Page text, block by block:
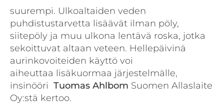
suurempi. Ulkoaltaiden veden
puhdistustarvetta lisäävät ilman pöly,
siitepöly ja muu ulkona lentävä roska, jotka
sekoittuvat altaan veteen. Hellepäivinä
aurinkovoiteiden käyttö voi
aiheuttaa lisäkuormaa järjestelmälle,
insinööri Tuomas Ahlbom Suomen Allaslaite
Oy:stä kertoo.